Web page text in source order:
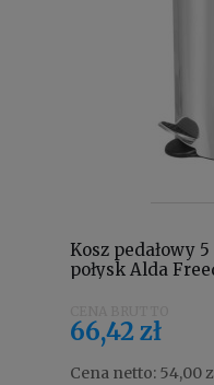
Kosz pedałowy
połysk Alda
66,42 zł
Cena netto: 54,00